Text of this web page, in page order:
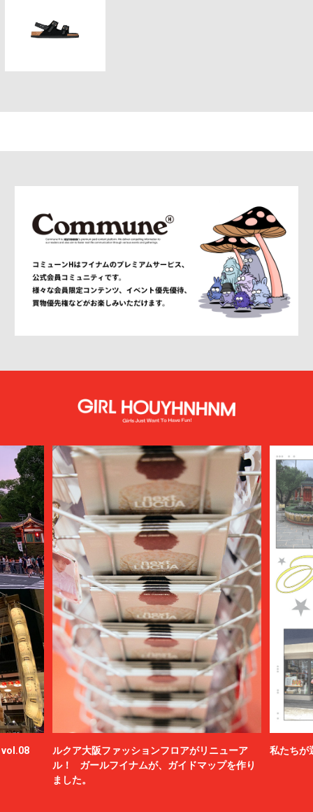
vol.08
ルクア大阪ファッションフロアがリニューア
ル！ ガールフイナムが、ガイドマップを作り
ました。
私たちが